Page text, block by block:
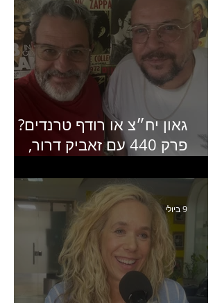
גאון יח״צ או רודף טרנדים?
פרק 440 עם זאביק דרור,
ותקשורת
9 ביולי